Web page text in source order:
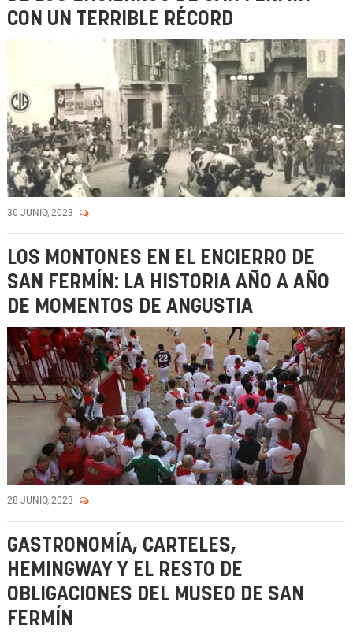
CON UN TERRIBLE RÉCORD
30 JUNIO, 2023
LOS MONTONES EN EL ENCIERRO DE
SAN FERMÍN: LA HISTORIA AÑO A AÑO
DE MOMENTOS DE ANGUSTIA
28 JUNIO, 2023
GASTRONOMÍA, CARTELES,
HEMINGWAY Y EL RESTO DE
OBLIGACIONES DEL MUSEO DE SAN
FERMÍN